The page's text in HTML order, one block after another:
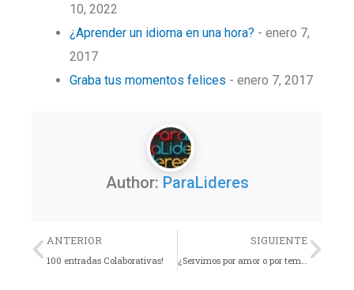
10, 2022
¿Aprender un idioma en una hora? - enero 7,
2017
Graba tus momentos felices - enero 7, 2017
Author: ParaLideres
Previo
ANTERIOR
100 entradas Colaborativas!
SIGUIENTE
¿Servimos por amor o por temor?